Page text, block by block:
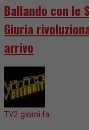
Ballando con le
Giuria
arrivo
TV2 giorni fa